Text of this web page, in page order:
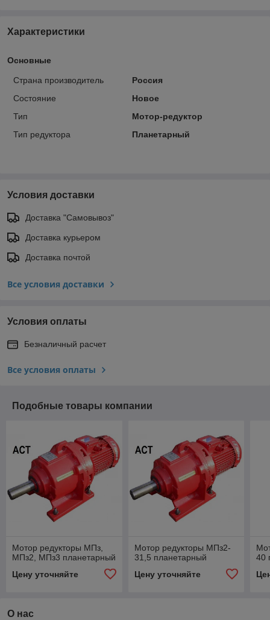
Характеристики
Основные
Страна производитель
Россия
Состояние
Новое
Тип
Мотор-редуктор
Тип редуктора
Планетарный
Условия доставки
Доставка "Самовывоз"
Доставка курьером
Доставка почтой
Все условия доставки
Условия оплаты
Безналичный расчет
Все условия оплаты
Подобные товары компании
Мотор редукторы МПз,
МПз2, МПз3 планетарный
Цену уточняйте
Мотор редукторы МПз2-
31,5 планетарный
Цену уточняйте
40
О нас